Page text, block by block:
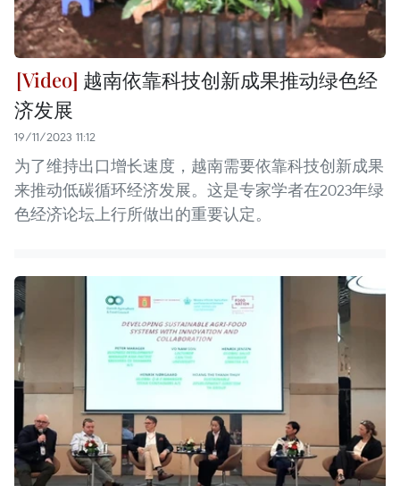
越南依靠科技创新成果推动绿色经
济发展
19/11/2023 11:12
为了维持出口增长速度，越南需要依靠科技创新成果
来推动低碳循环经济发展。这是专家学者在2023年绿
色经济论坛上行所做出的重要认定。